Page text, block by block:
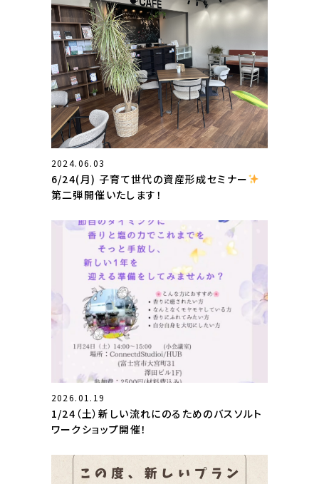
2024.06.03
6/24(月) 子育て世代の資産形成セミナー
第二弾開催いたします！
2026.01.19
1/24（土）新しい流れにのるためのバスソルト
ワークショップ開催！